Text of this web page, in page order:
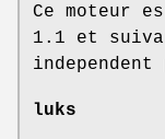
Ce moteur
1.1 et
luks